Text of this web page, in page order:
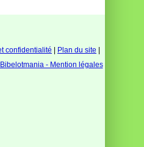
confidentialité Plan du site
- Mention légales